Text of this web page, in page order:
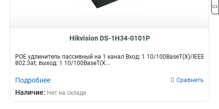
Hikvision DS-1H34-0101P
POE удлинитель пассивный на 1 канал Вход: 1 10/100BaseT(X)/IEEE
802.3at; выход: 1 10/100BaseT(X...
Подробнее Сравнить
Наличие: Нет на складе